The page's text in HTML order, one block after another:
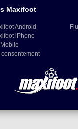
Maxifoot
Android
iPhone